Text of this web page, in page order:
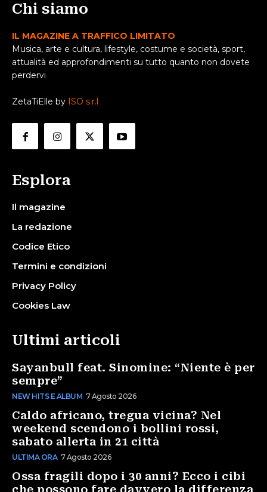
Chi siamo
IL MAGAZINE A TRAFFICO LIMITATO
Musica, arte e cultura, lifestyle, costume e società, sport,
attualità ed approfondimenti su tutto quanto non dovete
perdervi
ZetaTiElle by ISO s.r.l
Esplora
Il magazine
La redazione
Codice Etico
Termini e condizioni
Privacy Policy
Cookies Law
Ultimi articoli
Sayanbull feat. Sinomine: “Niente è per
sempre”
NEW HITS E ALBUM 7 Agosto 2026
Caldo africano, tregua vicina? Nel
weekend scendono i bollini rossi,
sabato allerta in 21 città
ULTIMA ORA 7 Agosto 2026
Ossa fragili dopo i 30 anni? Ecco i cibi